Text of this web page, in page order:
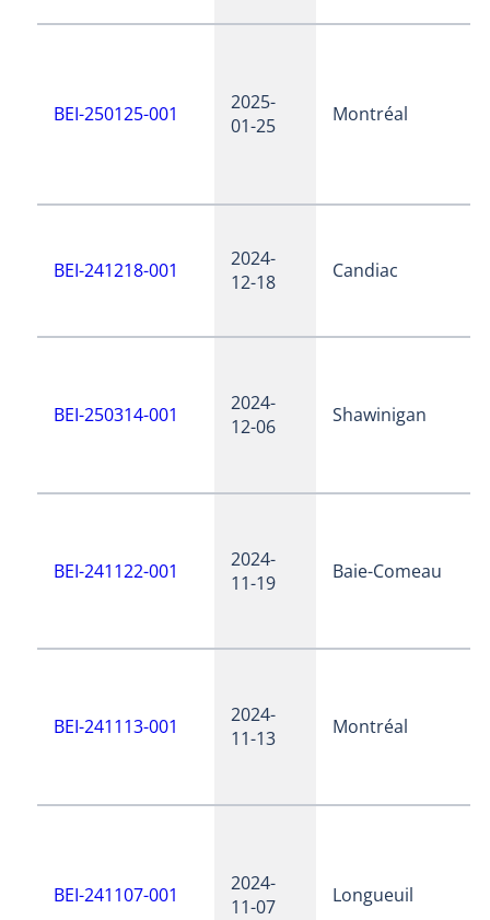
BEI-250125-001
2025-
01-25
Montréal
BEI-241218-001
2024-
12-18
Candiac
BEI-250314-001
2024-
12-06
Shawinigan
BEI-241122-001
2024-
11-19
Baie-Comeau
BEI-241113-001
2024-
11-13
Montréal
BEI-241107-001
2024-
11-07
Longueuil